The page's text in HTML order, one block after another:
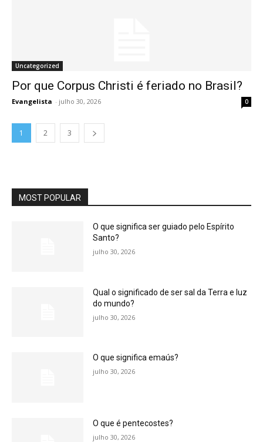
Uncategorized
Por que Corpus Christi é feriado no Brasil?
Evangelista - julho 30, 2026 0
1 2 3
MOST POPULAR
O que significa ser guiado pelo Espírito
Santo?
julho 30, 2026
Qual o significado de ser sal da Terra e luz
do mundo?
julho 30, 2026
O que significa emaús?
julho 30, 2026
O que é pentecostes?
julho 30, 2026